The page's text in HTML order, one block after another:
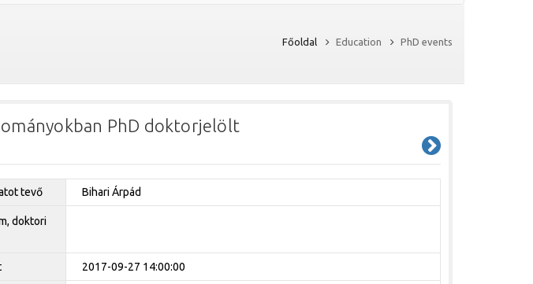
Főoldal Education PhD events
PhD doktorjelölt
tevő Bihari Árpád
doktori
2017-09-27 14:00:00